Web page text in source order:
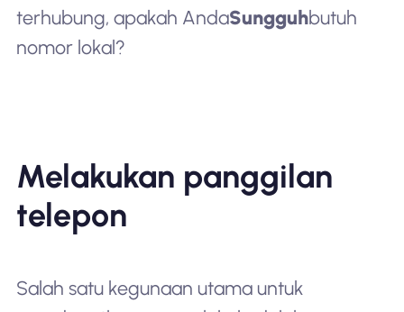
terhubung, apakah AndaSungguhbutuh
nomor lokal?
Melakukan panggilan
telepon
Salah satu kegunaan utama untuk